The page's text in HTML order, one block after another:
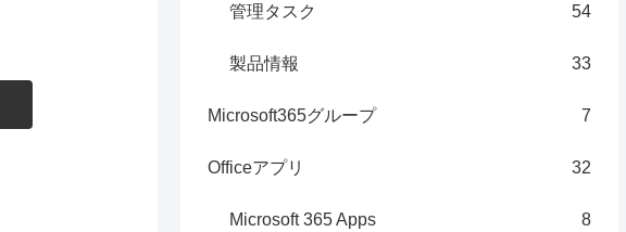
管理タスク 54
製品情報 33
Microsoft365グループ 7
Officeアプリ 32
Microsoft 365 Apps 8